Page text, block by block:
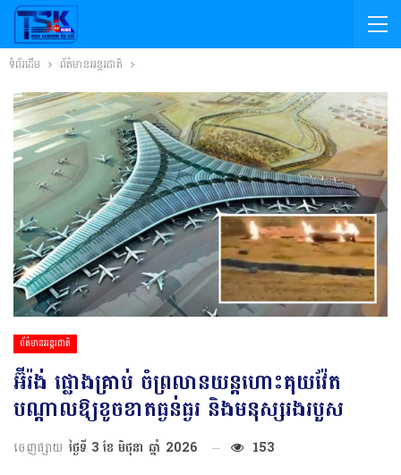
ទំព័រដើម ព័ត៌មានអន្តរជាតិ
ព័ត៌មានអន្តរជាតិ
អ៊ីរ៉ង់ ផ្លោង​គ្រាប់​ ចំ​ព្រលាន​យន្តហោះគុយវ៉ែត
បណ្ដាល​ឱ្យ​ខូចខាតធ្ងន់ធ្ងរ និង​មនុស្ស​រង​របួស
ចេញផ្សាយ ថ្ងៃទី 3 ខែ មិថុនា ឆ្នាំ 2026 153